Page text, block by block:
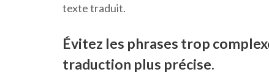
texte traduit.
Évitez les phrases trop
traduction plus précise.